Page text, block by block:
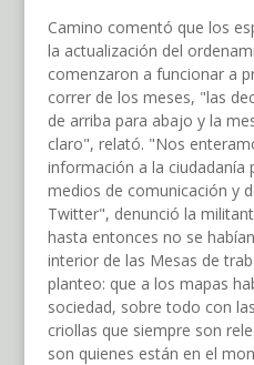
Camino comentó que los
la actualización del
comenzaron a funcionar a
correr de los meses, "las
de arriba para abajo y la
claro", relató. "Nos
información a la ciudadanía
medios de comunicación y
Twitter", denunció la
hasta entonces no se
interior de las Mesas de
planteo: que a los mapas
sociedad, sobre todo con
criollas que siempre son
son quienes están en el